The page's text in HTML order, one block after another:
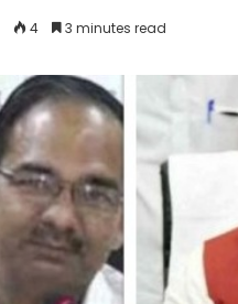
4 3 minutes read